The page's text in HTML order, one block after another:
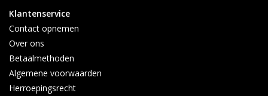
Klantenservice
Contact opnemen
Over ons
Betaalmethoden
Algemene voorwaarden
Herroepingsrecht